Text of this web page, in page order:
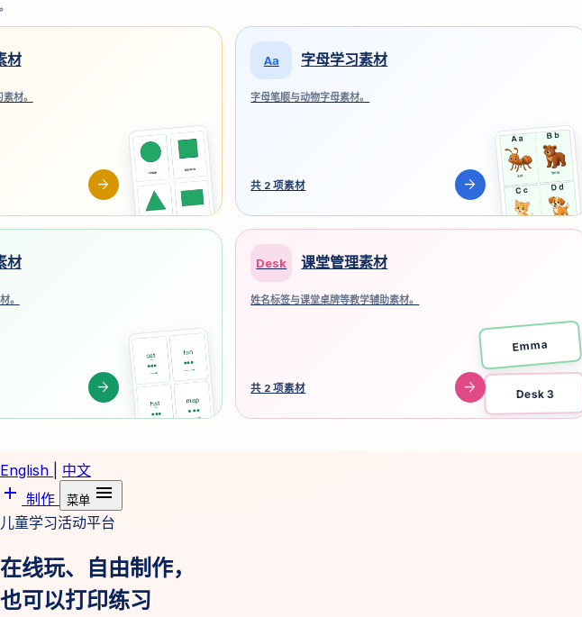
材
材。
arrow_forward
Aa 字母学习素材
字母笔顺与动物字母素材。
共 2 项素材 arrow_forward
材
。
arrow_forward
Desk 课堂管理素材
姓名标签与课堂桌牌等教学辅助素材。
共 2 项素材 arrow_forward
Emma
Desk 3
English 中文
add 制作 菜单 menu
儿童学习活动平台
在线玩、自由制作，
也可以打印练习